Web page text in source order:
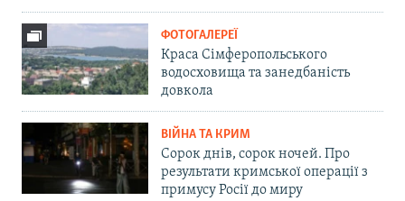
ФОТОГАЛЕРЕЇ
Краса Сімферопольського
водосховища та занедбаність
довкола
ВІЙНА ТА КРИМ
Сорок днів, сорок ночей. Про
результати кримської операції з
примусу Росії до миру